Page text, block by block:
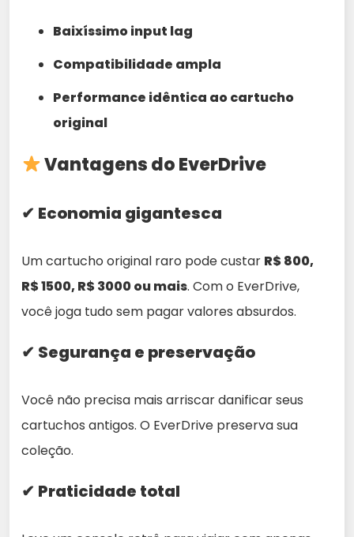
Baixíssimo input lag
Compatibilidade ampla
Performance idêntica ao cartucho
original
Vantagens do EverDrive
✔ Economia gigantesca
Um cartucho original raro pode custar R$ 800,
R$ 1500, R$ 3000 ou mais. Com o EverDrive,
você joga tudo sem pagar valores absurdos.
✔ Segurança e preservação
Você não precisa mais arriscar danificar seus
cartuchos antigos. O EverDrive preserva sua
coleção.
✔ Praticidade total